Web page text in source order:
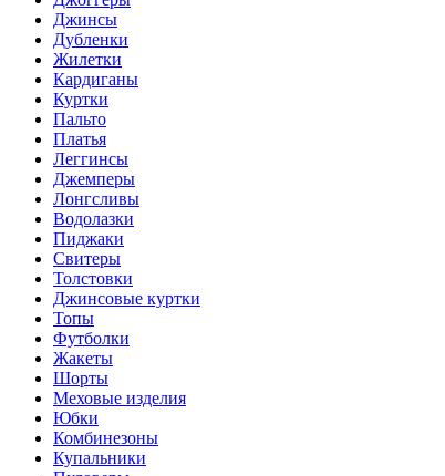
Джинсы
Дубленки
Жилетки
Кардиганы
Куртки
Пальто
Платья
Леггинсы
Джемперы
Лонгсливы
Водолазки
Пиджаки
Свитеры
Толстовки
Джинсовые куртки
Топы
Футболки
Жакеты
Шорты
Меховые изделия
Юбки
Комбинезоны
Купальники